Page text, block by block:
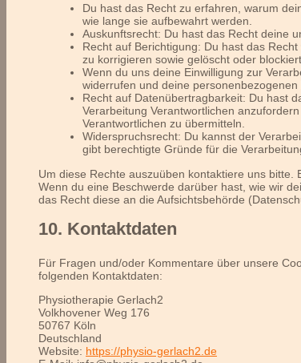
Du hast das Recht zu erfahren, warum
wie lange sie aufbewahrt werden.
Auskunftsrecht: Du hast das Recht deine
Recht auf Berichtigung: Du hast das
zu korrigieren sowie gelöscht oder
Wenn du uns deine Einwilligung zur
widerrufen und deine personenbezogenen
Recht auf Datenübertragbarkeit: Du hast
Verarbeitung Verantwortlichen
Verantwortlichen zu übermitteln.
Widerspruchsrecht: Du kannst der
gibt berechtigte Gründe für die
Um diese Rechte auszuüben kontaktiere uns bitte.
Wenn du eine Beschwerde darüber hast, wie wir
das Recht diese an die Aufsichtsbehörde
10. Kontaktdaten
Für Fragen und/oder Kommentare über unsere
folgenden Kontaktdaten:
Physiotherapie Gerlach2
Volkhovener Weg 176
50767 Köln
Deutschland
Website: https://physio-gerlach2.de